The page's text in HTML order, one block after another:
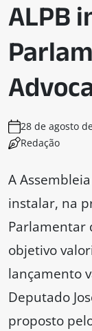
ALPB
28 de agosto
Redação
A
instalar, na
Parlamentar
objetivo
lançamento
Deputado
proposto